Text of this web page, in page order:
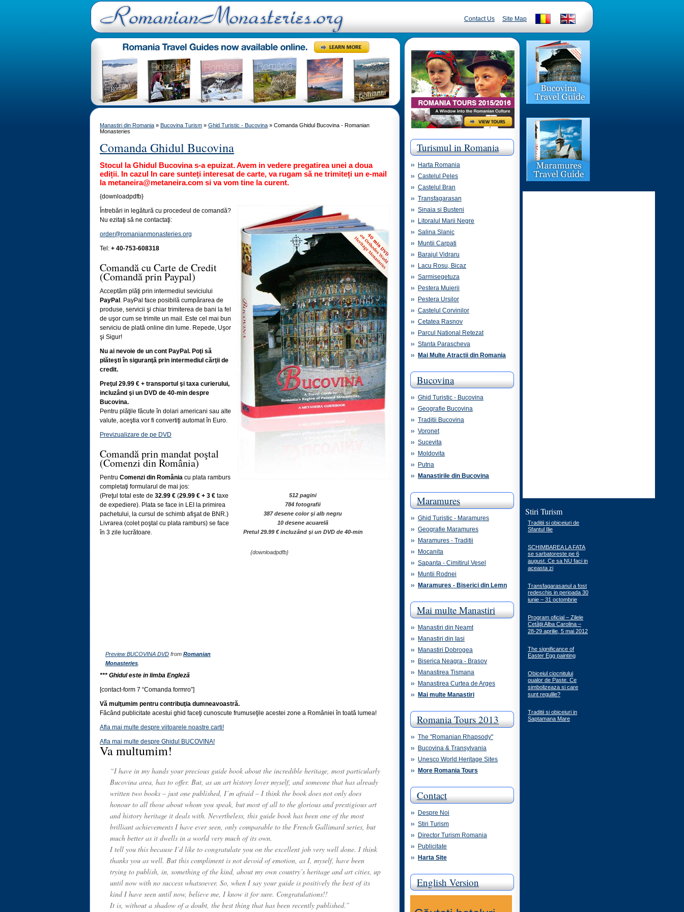
Site Map
Contact Us
Manastiri din Romania » Bucovina Turism » Ghid Turistic - Bucovina » Comanda Ghidul Bucovina - Romanian
Monasteries
Comanda Ghidul Bucovina
Stocul la Ghidul Bucovina s-a epuizat. Avem in vedere pregatirea unei a doua
ediții. In cazul In care sunteți interesat de carte, va rugam să ne trimiteți un e-mail
la metaneira@metaneira.com si va vom tine la curent.
{downloadpdfb}
512 pagini
784 fotografii
387 desene color şi alb negru
10 desene acuarelă
Pretul 29.99 € incluzând şi un DVD de 40-min
{downloadpdfb}
Întrebări in legătură cu procedeul de comandă?
Nu ezitaţi să ne contactaţi:
order@romanianmonasteries.org
Tel: + 40-753-608318
Comandă cu Carte de Credit
(Comandă prin Paypal)
Acceptăm plăţi prin intermediul seviciului
PayPal . PayPal face posibilă cumpărarea de
produse, servicii şi chiar trimiterea de bani la fel
de uşor cum se trimite un mail. Este cel mai bun
serviciu de plată online din lume. Repede, Uşor
şi Sigur!
Nu ai nevoie de un cont PayPal. Poţi să
plăteşti în siguranţă prin intermediul cărţii de
credit.
Preţul 29.99 € + transportul şi taxa curierului,
incluzând şi un DVD de 40-min despre
Bucovina.
Pentru plăţile făcute în dolari americani sau alte
valute, aceştia vor fi convertiţi automat în Euro.
Previzualizare de pe DVD
Preview BUCOVINA DVD from Romanian
Monasteries
Comandă prin mandat poştal
(Comenzi din România)
Pentru Comenzi din România cu plata ramburs
completaţi formularul de mai jos:
(Preţul total este de 32.99 € (29.99 € + 3 € taxe
de expediere). Plata se face in LEI la primirea
pachetului, la cursul de schimb afişat de BNR.)
Livrarea (colet poştal cu plata ramburs) se face
în 3 zile lucrătoare.
*** Ghidul este in limba Engleză
[contact-form 7 “Comanda formro”]
Vă mulţumim pentru contribuţia dumneavoastră.
Făcând publicitate acestui ghid faceţi cunoscute frumuseţile acestei zone a României în toată lumea!
Afla mai multe despre viitoarele noastre carti!
Afla mai multe despre Ghidul BUCOVINA!
Va multumim!
“I have in my hands your precious guide book about the incredible heritage, most particularly
Bucovina area, has to offer. But, as an art history lover myself, and someone that has already
written two books – just one published, I’m afraid – I think the book does not only does
honour to all those about whom you speak, but most of all to the glorious and prestigious art
and history heritage it deals with. Nevertheless, this guide book has been one of the most
brilliant achievements I have ever seen, only comparable to the French Gallimard series, but
much better as it dwells in a world very much of its own.
I tell you this because I’d like to congratulate you on the excellent job very well done. I think
thanks you as well. But this compliment is not devoid of emotion, as I, myself, have been
trying to publish, in, something of the kind, about my own country’s heritage and art cities, up
until now with no success whatsoever. So, when I say your guide is positively the best of its
kind I have seen until now, believe me, I know it for sure. Congratulations!!
It is, without a shadow of a doubt, the best thing that has been recently published.”
Turismul in Romania
Harta Romania
Castelul Peles
Castelul Bran
Transfagarasan
Sinaia si Busteni
Litoralul Marii Negre
Salina Slanic
Muntii Carpati
Barajul Vidraru
Lacu Rosu, Bicaz
Sarmisegetuza
Pestera Muierii
Pestera Ursilor
Castelul Corvinilor
Cetatea Rasnov
Parcul National Retezat
Sfanta Parascheva
Mai Multe Atractii din Romania
Bucovina
Ghid Turistic - Bucovina
Geografie Bucovina
Traditii Bucovina
Voronet
Sucevita
Moldovita
Putna
Manastirile din Bucovina
Maramures
Ghid Turistic - Maramures
Geografie Maramures
Maramures - Traditii
Mocanita
Sapanta - Cimitirul Vesel
Muntii Rodnei
Maramures - Biserici din Lemn
Mai multe Manastiri
Manastiri din Neamt
Manastiri din Iasi
Manastiri Dobrogea
Biserica Neagra - Brasov
Manastirea Tismana
Manastirea Curtea de Arges
Mai multe Manastiri
Romania Tours 2013
The "Romanian Rhapsody"
Bucovina & Transylvania
Unesco World Heritage Sites
More Romania Tours
Contact
Despre Noi
Stiri Turism
Director Turism Romania
Publicitate
Harta Site
English Version
Stiri Turism
Traditii si obiceiuri de
Sfantul Ilie
SCHIMBAREA LA FATA
se sarbatoreste pe 6
august. Ce sa NU faci in
aceasta zi
Transfagarasanul a fost
redeschis in perioada 30
iunie – 31 octombrie
Program oficial – Zilele
Cetăţii Alba Carolina –
28-29 aprilie, 5 mai 2012
The significance of
Easter Egg painting
Obiceiul ciocnitului
oualor de Paste. Ce
simbolizeaza si care
sunt regulile?
Traditii si obiceiuri in
Saptamana Mare